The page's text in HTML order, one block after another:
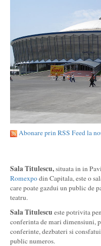
Abonare prin RSS Feed la
Sala Titulescu,situata in in
Romexpodin Capitala, este o
care poate gazdui un public de
teatru.
Sala Titulescu este potrivita
conferinta de mari dimensiuni,
conferinte, dezbateri si
public numeros.